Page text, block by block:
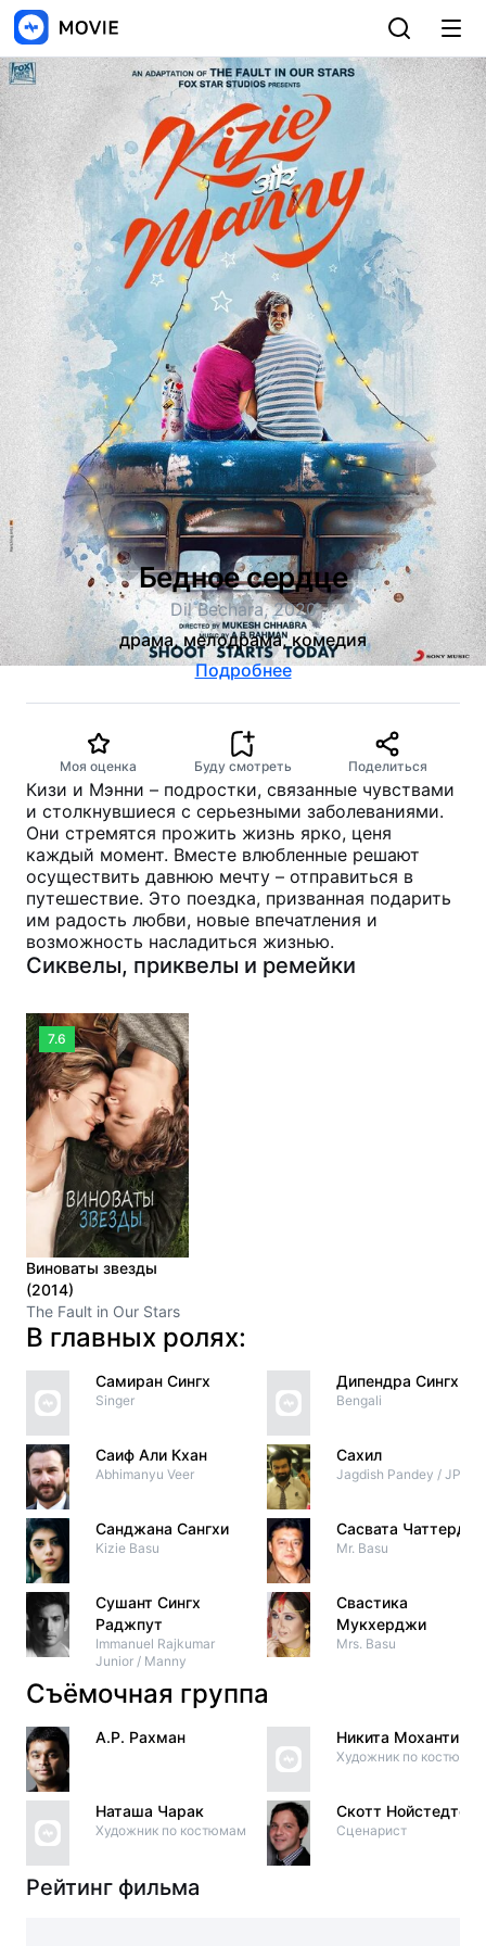
Бедное сердце
Dil Bechara, 2020
драма, мелодрама, комедия
Подробнее
Моя оценка Буду смотреть Поделиться
Кизи и Мэнни – подростки, связанные чувствами
и столкнувшиеся с серьезными заболеваниями.
Они стремятся прожить жизнь ярко, ценя
каждый момент. Вместе влюбленные решают
осуществить давнюю мечту – отправиться в
путешествие. Это поездка, призванная подарить
им радость любви, новые впечатления и
возможность насладиться жизнью.
Сиквелы, приквелы и ремейки
7.6
Виноваты звезды
(2014)
The Fault in Our Stars
В главных ролях:
Самиран Сингх
Singer
Саиф Али Кхан
Abhimanyu Veer
Санджана Сангхи
Kizie Basu
Сушант Сингх
Раджпут
Immanuel Rajkumar
Junior / Manny
Дипендра Сингх
Bengali
Сахил
Jagdish Pandey / JP
Сасвата
Mr. Basu
Свастика
Мукхерджи
Mrs. Basu
Съёмочная группа
А.Р. Рахман
Наташа Чарак
Художник по костюмам
Никита Моханти
Художник по костюмам
Скотт Нойстедтер
Сценарист
Рейтинг фильма